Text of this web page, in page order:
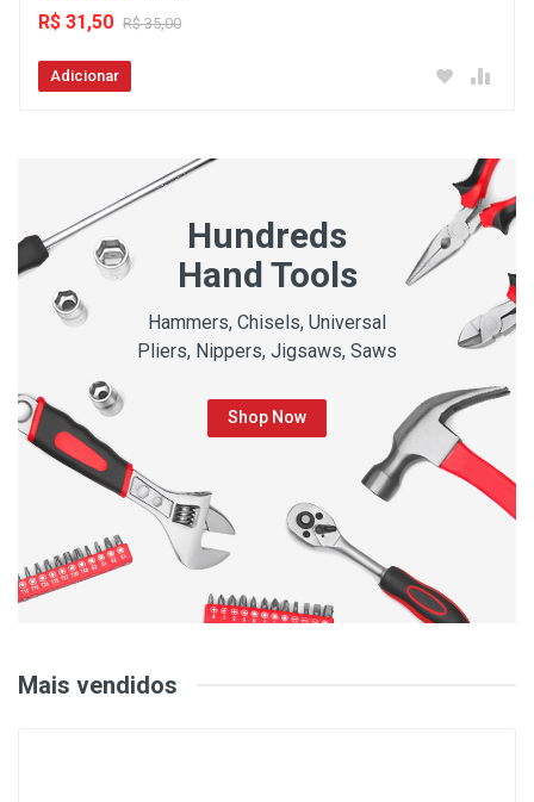
R$ 31,50 R$ 35,00
Adicionar
Hundreds
Hand Tools
Hammers, Chisels, Universal
Pliers, Nippers, Jigsaws, Saws
Shop Now
Mais vendidos